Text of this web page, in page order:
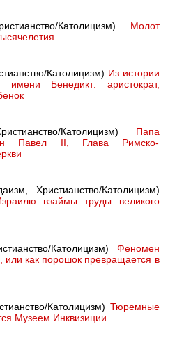
Католицизм) Молот
Католицизм) Из истории
имени Бенедикт: аристократ,
Католицизм) Папа
Павел II, Глава Римско-
Христианство/Католицизм)
взаймы труды великого
Католицизм) Феномен
или как порошок превращается в
Католицизм) Тюремные
Музеем Инквизиции